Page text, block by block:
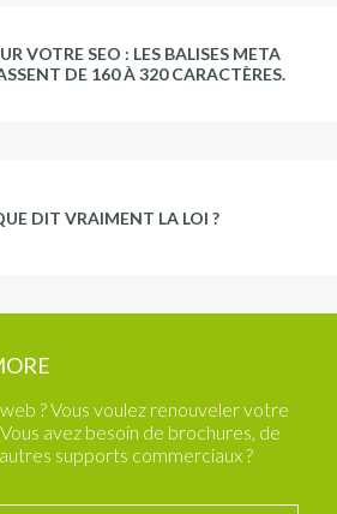
VOTRE SEO : LES BALISES META
DE 160 À 320 CARACTÈRES.
DIT VRAIMENT LA LOI ?
? Vous voulez renouveler votre
avez besoin de brochures, de
supports commerciaux ?